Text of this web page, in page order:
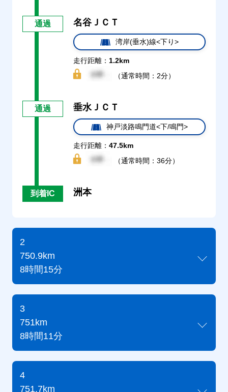
通過 名谷ＪＣＴ
湾岸(垂水)線<下り>
走行距離： 1.2km
（通常時間：2分）
通過 垂水ＪＣＴ
神戸淡路鳴門道<下/鳴門>
走行距離： 47.5km
（通常時間：36分）
到着IC 洲本
2
750.9km
8時間15分
3
751km
8時間11分
4
751.7km